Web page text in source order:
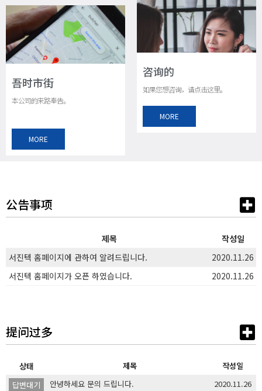
吾时市街
本公司的来路奉告。
MORE
咨询的
如果您想咨询，请点击这里。
MORE
公告事项
제목
작성일
서진텍 홈페이지에 관하여 알려드립니다.
2020.11.26
서진텍 홈페이지가 오픈 하였습니다.
2020.11.26
提问过多
상태 제목
작성일
답변대기
안녕하세요 문의 드립니다. 2020.11.26